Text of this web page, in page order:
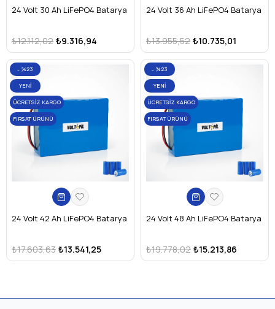
24 Volt 30 Ah LiFePO4 Batarya
₺9.316,94
₺12.112,02
24 Volt 36 Ah LiFePO4 Batarya
₺10.735,01
₺13.955,52
24 Volt 42 Ah LiFePO4 Batarya
₺13.541,25
₺17.603,63
%23
YENI
ÜRÜN
ÜCRETSIZ KARGO
FIRSAT ÜRÜNÜ
24 Volt 48 Ah LiFePO4 Batarya
₺15.213,86
₺19.778,02
%23
YENI
ÜRÜN
ÜCRETSIZ KARGO
FIRSAT ÜRÜNÜ